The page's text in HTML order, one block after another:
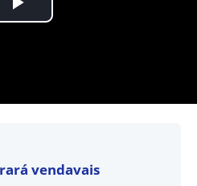
vendavais